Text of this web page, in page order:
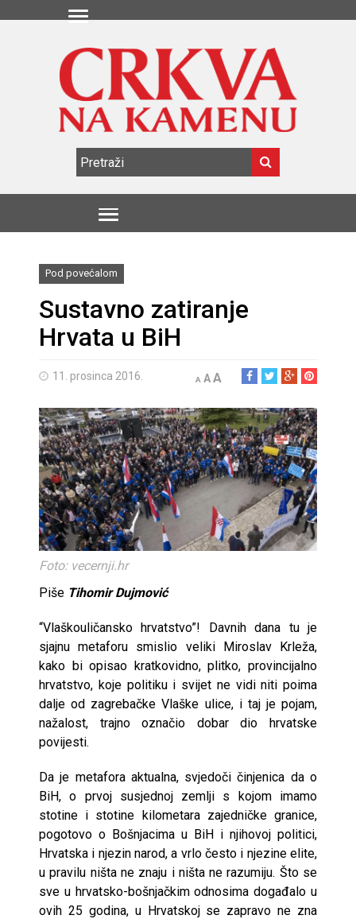
Pod povećalom
Sustavno zatiranje
Hrvata u BiH
11. prosinca 2016. A AA
Foto: vecernji.hr
Piše Tihomir Dujmović
“Vlaškouličansko hrvatstvo”! Davnih dana tu je
sjajnu metaforu smislio veliki Miroslav Krleža,
kako bi opisao kratkovidno, plitko, provincijalno
hrvatstvo, koje politiku i svijet ne vidi niti poima
dalje od zagrebačke Vlaške ulice, i taj je pojam,
nažalost, trajno označio dobar dio hrvatske
povijesti.
Da je metafora aktualna, svjedoči činjenica da o
BiH, o prvoj susjednoj zemlji s kojom imamo
stotine i stotine kilometara zajedničke granice,
pogotovo o Bošnjacima u BiH i njihovoj politici,
Hrvatska i njezin narod, a vrlo često i njezine elite,
u pravilu ništa ne znaju i ništa ne razumiju. Što se
sve u hrvatsko-bošnjačkim odnosima događalo u
ovih 25 godina, u Hrvatskoj se zapravo ne zna